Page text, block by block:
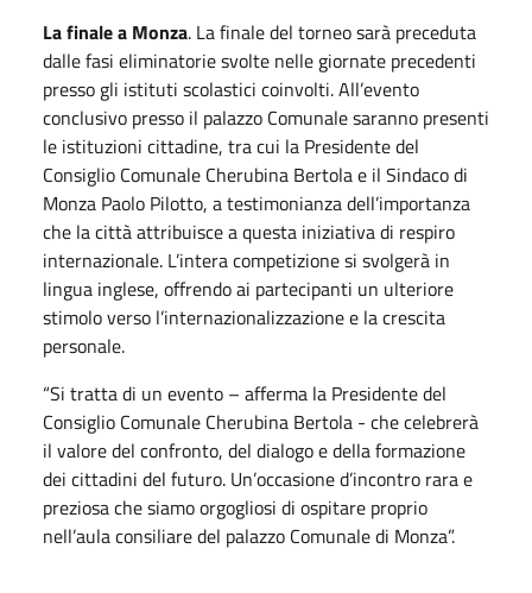
La finale a Monza. La finale del torneo sarà preceduta
dalle fasi eliminatorie svolte nelle giornate precedenti
presso gli istituti scolastici coinvolti. All’evento
conclusivo presso il palazzo Comunale saranno presenti
le istituzioni cittadine, tra cui la Presidente del
Consiglio Comunale Cherubina Bertola e il Sindaco di
Monza Paolo Pilotto, a testimonianza dell’importanza
che la città attribuisce a questa iniziativa di respiro
internazionale. L’intera competizione si svolgerà in
lingua inglese, offrendo ai partecipanti un ulteriore
stimolo verso l’internazionalizzazione e la crescita
personale.
“Si tratta di un evento – afferma la Presidente del
Consiglio Comunale Cherubina Bertola - che celebrerà
il valore del confronto, del dialogo e della formazione
dei cittadini del futuro. Un’occasione d’incontro rara e
preziosa che siamo orgogliosi di ospitare proprio
nell’aula consiliare del palazzo Comunale di Monza”.